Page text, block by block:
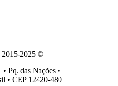
2015-2025 ©
Pq. das Nações •
• CEP 12420-480